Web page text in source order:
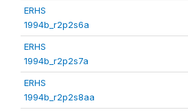
ERHS
1994b_r2p2s6a
ERHS
1994b_r2p2s7a
ERHS
1994b_r2p2s8aa